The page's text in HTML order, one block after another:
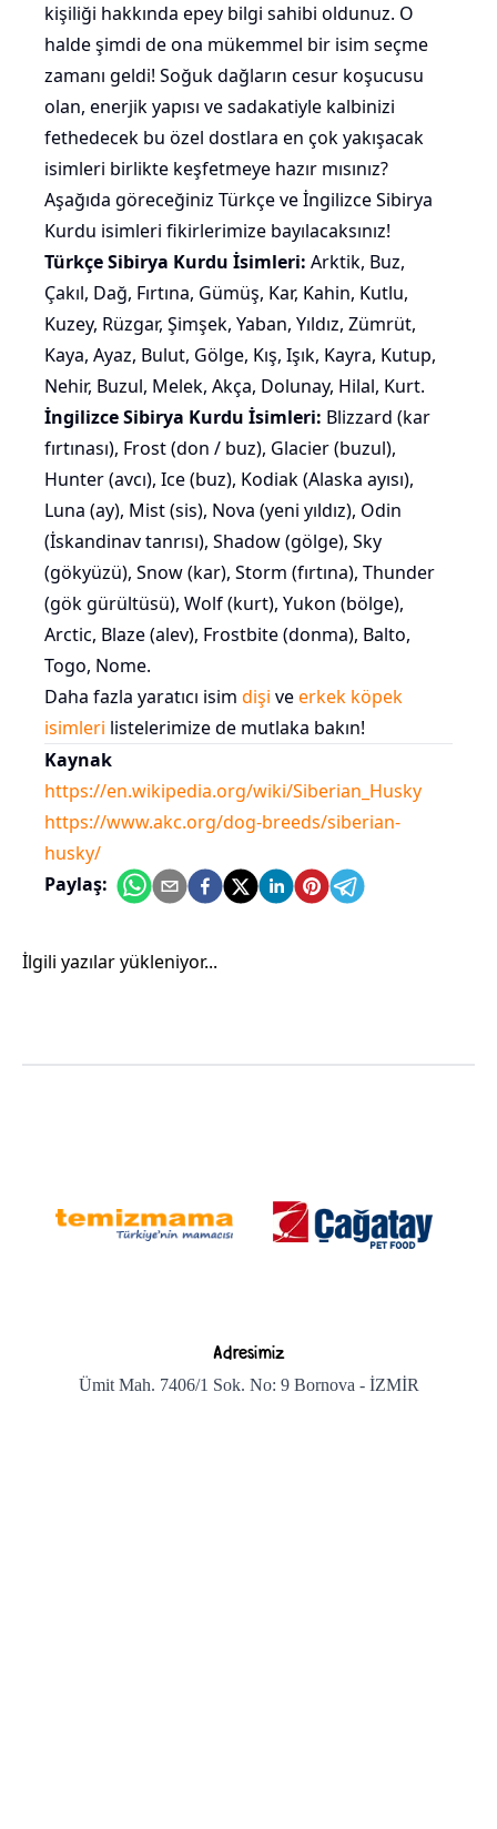
kişiliği hakkında epey bilgi sahibi oldunuz. O
halde şimdi de ona mükemmel bir isim seçme
zamanı geldi! Soğuk dağların cesur koşucusu
olan, enerjik yapısı ve sadakatiyle kalbinizi
fethedecek bu özel dostlara en çok yakışacak
isimleri birlikte keşfetmeye hazır mısınız?
Aşağıda göreceğiniz Türkçe ve İngilizce Sibirya
Kurdu isimleri fikirlerimize bayılacaksınız!
Türkçe Sibirya Kurdu İsimleri: Arktik, Buz,
Çakıl, Dağ, Fırtına, Gümüş, Kar, Kahin, Kutlu,
Kuzey, Rüzgar, Şimşek, Yaban, Yıldız, Zümrüt,
Kaya, Ayaz, Bulut, Gölge, Kış, Işık, Kayra, Kutup,
Nehir, Buzul, Melek, Akça, Dolunay, Hilal, Kurt.
İngilizce Sibirya Kurdu İsimleri: Blizzard (kar
fırtınası), Frost (don / buz), Glacier (buzul),
Hunter (avcı), Ice (buz), Kodiak (Alaska ayısı),
Luna (ay), Mist (sis), Nova (yeni yıldız), Odin
(İskandinav tanrısı), Shadow (gölge), Sky
(gökyüzü), Snow (kar), Storm (fırtına), Thunder
(gök gürültüsü), Wolf (kurt), Yukon (bölge),
Arctic, Blaze (alev), Frostbite (donma), Balto,
Togo, Nome.
Daha fazla yaratıcı isim dişi veerkek köpek
isimleri listelerimize de mutlaka bakın!
Kaynak
https://en.wikipedia.org/wiki/Siberian_Husky
https://www.akc.org/dog-breeds/siberian-
husky/
Paylaş:
İlgili yazılar yükleniyor...
Adresimiz
Ümit Mah. 7406/1 Sok. No: 9 Bornova - İZMİR